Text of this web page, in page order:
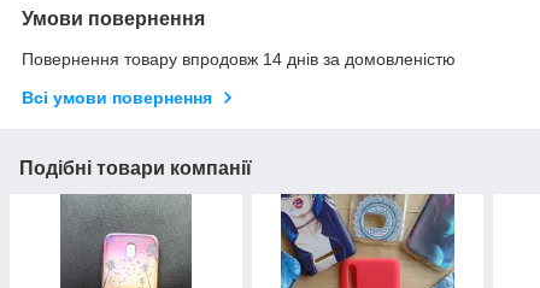
Умови повернення
Повернення товару впродовж 14 днів за домовленістю
Всі умови повернення
Подібні товари компанії